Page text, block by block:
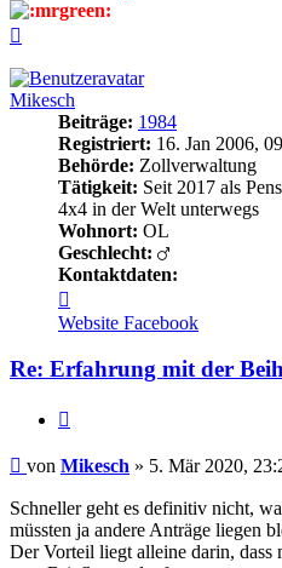
Mikesch
Beiträge: 1984
Registriert: 16. Jan 2006,
Behörde: Zollverwaltung
Tätigkeit: Seit 2017 als
4x4 in der Welt unterwegs
Wohnort: OL
Geschlecht:
Kontaktdaten:
von
Mikesch
Website Facebook
Re: Erfahrung mit der
Beitrag
von Mikesch » 5. Mär 2020,
Schneller geht es definitiv nicht,
müssten ja andere Anträge liegen
Der Vorteil liegt alleine darin, dass